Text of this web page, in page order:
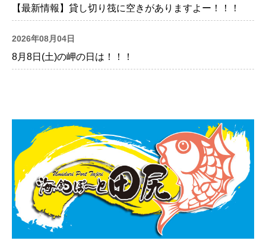
【最新情報】貸し切り筏に空きがありますよー！！！
2026年08月04日
8月8日(土)の岬の日は！！！